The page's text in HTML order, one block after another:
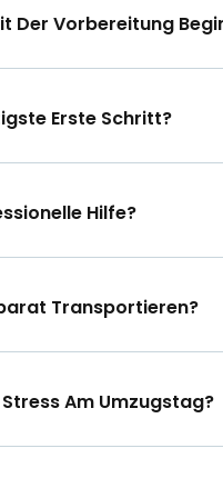
Der Vorbereitung
Erste Schritt?
Hilfe?
Transportieren?
Am Umzugstag?